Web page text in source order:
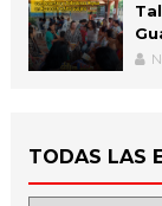
TODAS LAS